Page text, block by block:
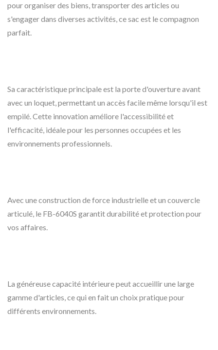
pour organiser des biens, transporter des articles ou
s'engager dans diverses activités, ce sac est le compagnon
parfait.
Sa caractéristique principale est la porte d'ouverture avant
avec un loquet, permettant un accès facile même lorsqu'il est
empilé. Cette innovation améliore l'accessibilité et
l'efficacité, idéale pour les personnes occupées et les
environnements professionnels.
Avec une construction de force industrielle et un couvercle
articulé, le FB-6040S garantit durabilité et protection pour
vos affaires.
La généreuse capacité intérieure peut accueillir une large
gamme d'articles, ce qui en fait un choix pratique pour
différents environnements.